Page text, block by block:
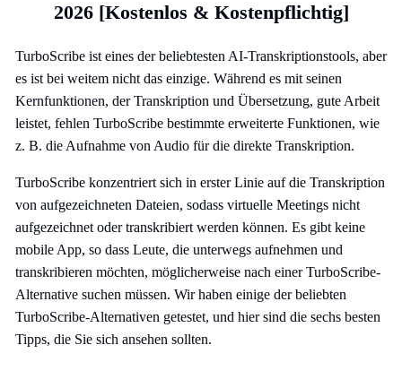
2026 [Kostenlos & Kostenpflichtig]
TurboScribe ist eines der beliebtesten AI-Transkriptionstools, aber
es ist bei weitem nicht das einzige. Während es mit seinen
Kernfunktionen, der Transkription und Übersetzung, gute Arbeit
leistet, fehlen TurboScribe bestimmte erweiterte Funktionen, wie
z. B. die Aufnahme von Audio für die direkte Transkription.
TurboScribe konzentriert sich in erster Linie auf die Transkription
von aufgezeichneten Dateien, sodass virtuelle Meetings nicht
aufgezeichnet oder transkribiert werden können. Es gibt keine
mobile App, so dass Leute, die unterwegs aufnehmen und
transkribieren möchten, möglicherweise nach einer TurboScribe-
Alternative suchen müssen. Wir haben einige der beliebten
TurboScribe-Alternativen getestet, und hier sind die sechs besten
Tipps, die Sie sich ansehen sollten.